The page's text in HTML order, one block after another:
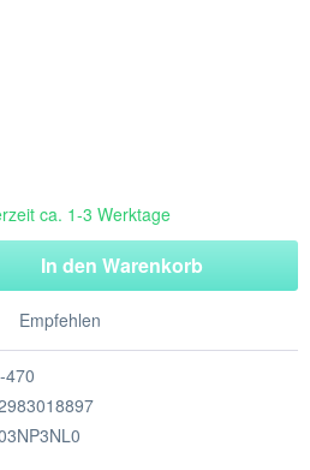
ca. 1-3 Werktage
In den Warenkorb
Empfehlen
470